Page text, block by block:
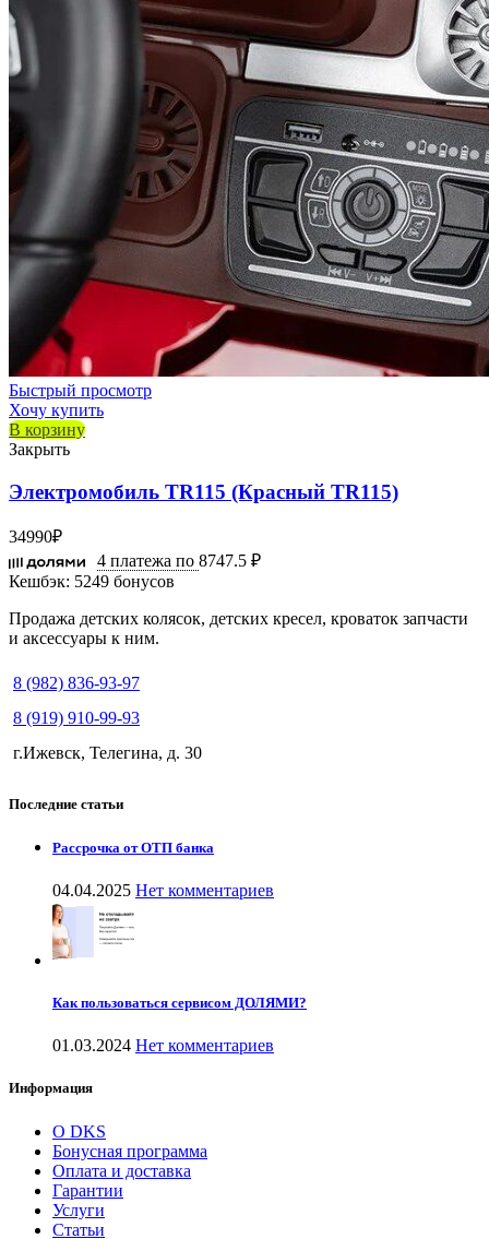
Быстрый просмотр
Хочу купить
В корзину
Закрыть
Электромобиль TR115 (Красный TR115)
34990₽
4 платежа по 8747.5 ₽
Кешбэк: 5249 бонусов
Продажа детских колясок, детских кресел, кроваток запчасти
и аксессуары к ним.
8 (982) 836-93-97
8 (919) 910-99-93
г.Ижевск, Телегина, д. 30
Последние статьи
Рассрочка от ОТП банка
04.04.2025 Нет комментариев
Как пользоваться сервисом ДОЛЯМИ?
01.03.2024 Нет комментариев
Информация
О DKS
Бонусная программа
Оплата и доставка
Гарантии
Услуги
Статьи